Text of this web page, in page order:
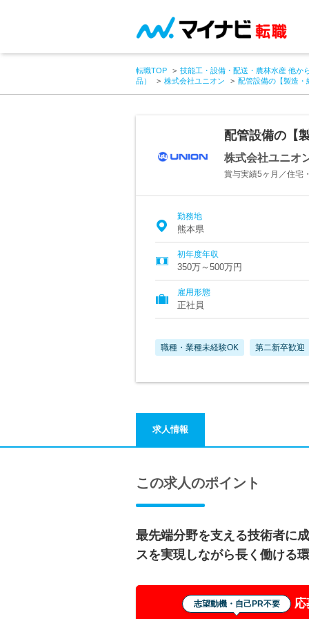
転職TOP
技能工・設備・配送・農林水産 他か
品）
株式会社ユニオン 配管設備の【製造・
配管設備の【
株式会社ユニオ
賞与実績5ヶ月／住宅
勤務地
熊本県
初年度年収
350万～500万円
雇用形態
正社員
職種・業種未経験OK 第二新卒歓迎
求人情報
この求人のポイント
最先端分野を支える技術者に
スを実現しながら長く働ける
志望動機・自己PR不要